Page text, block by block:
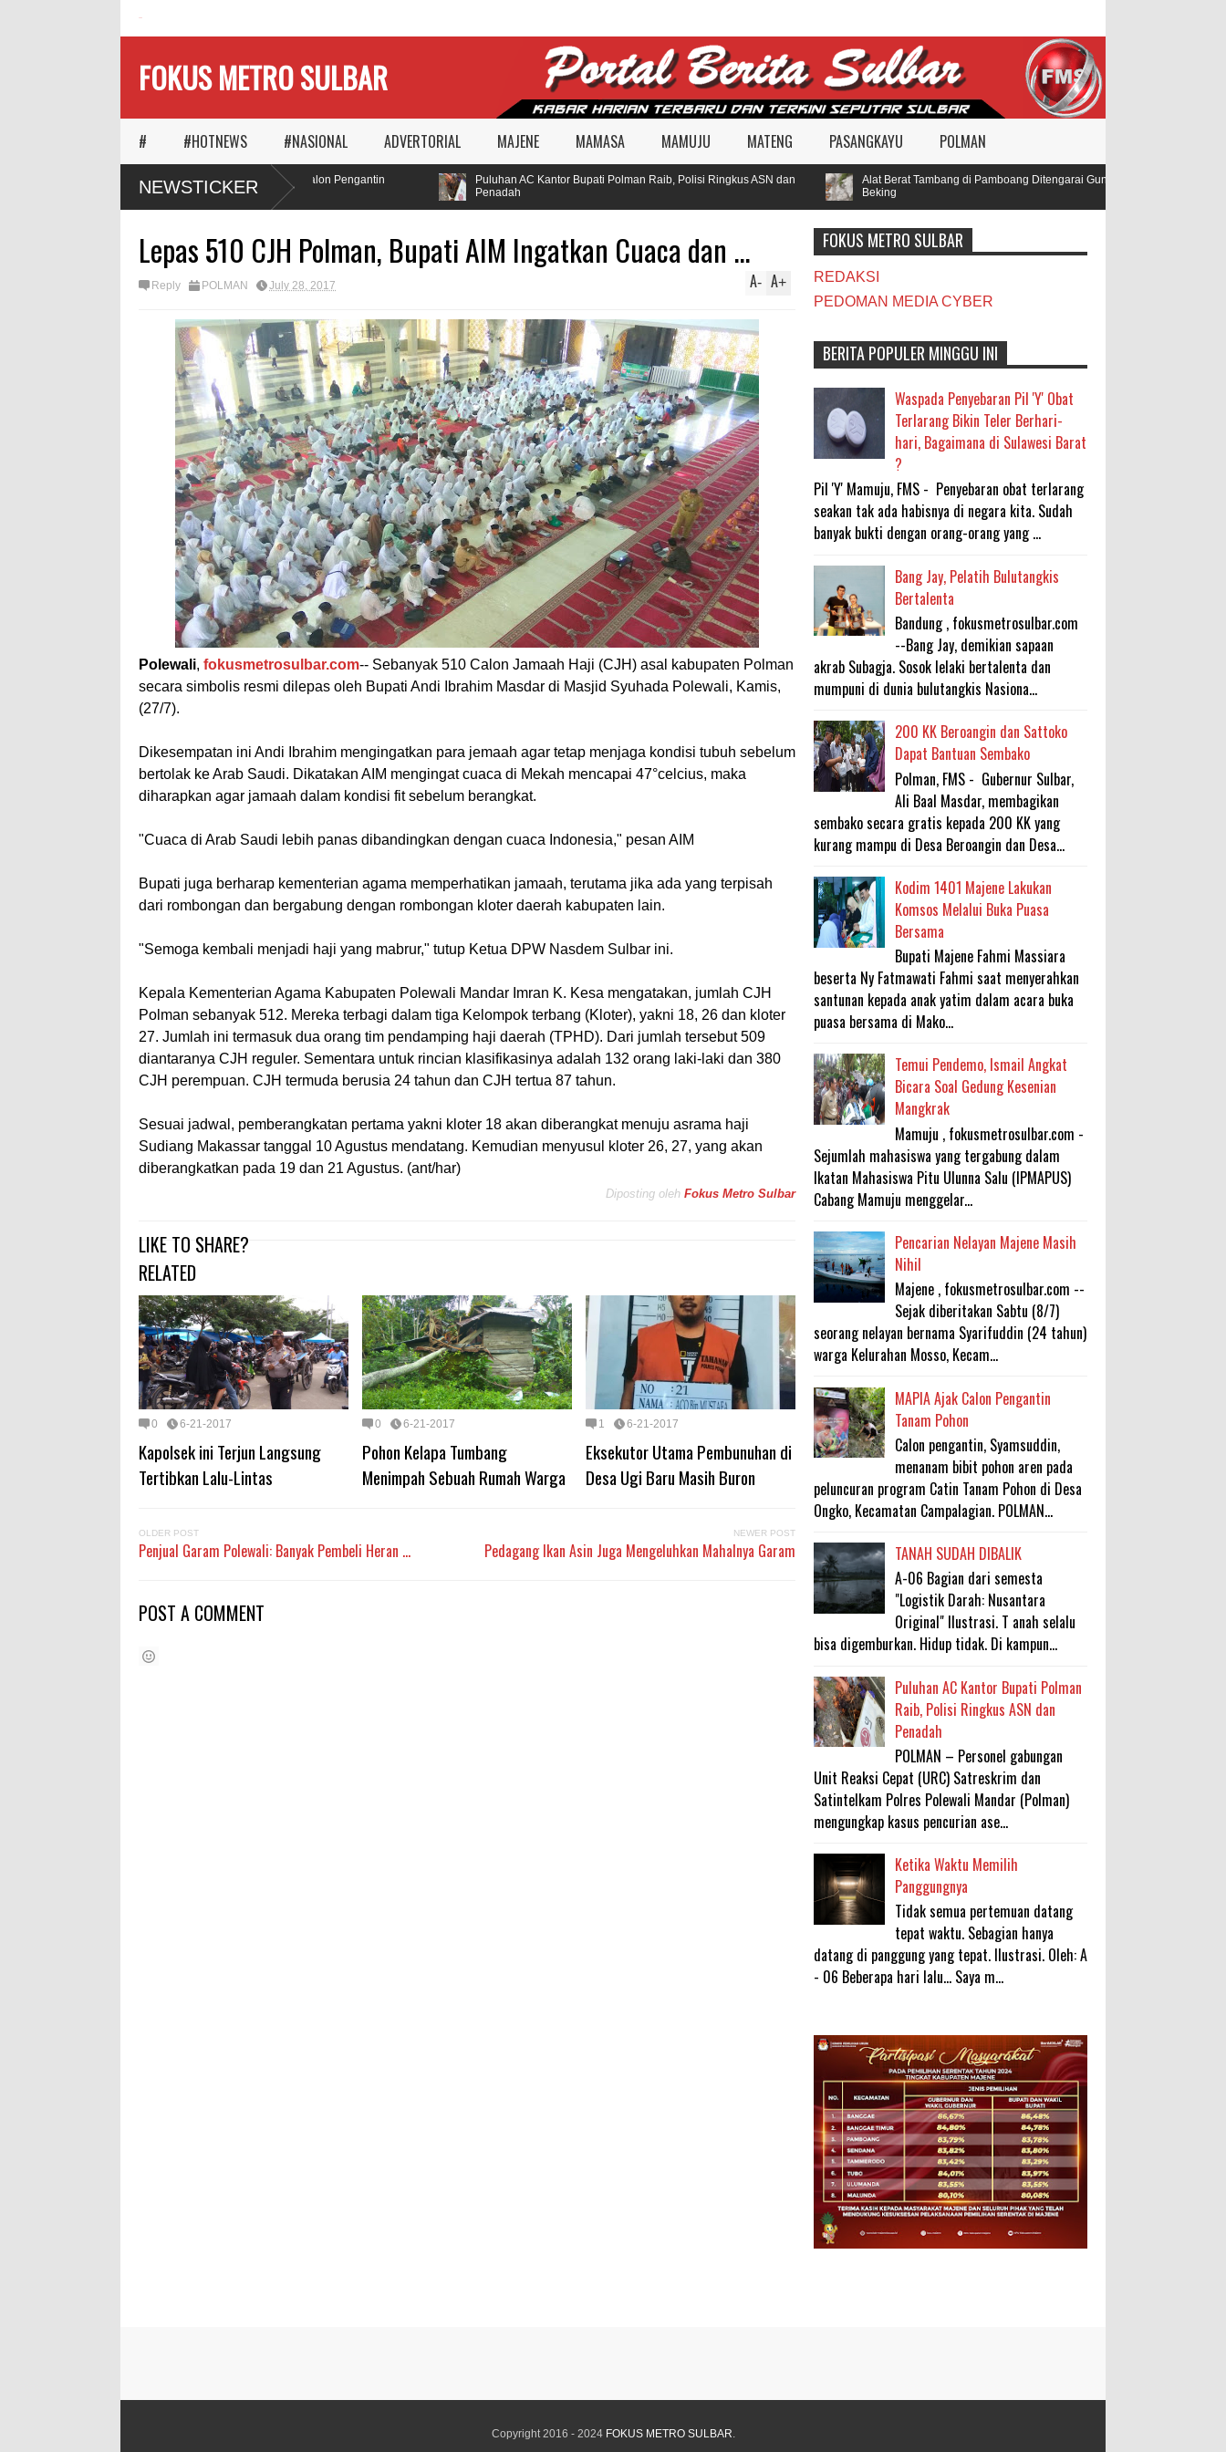
FOKUS METRO SULBAR
# #HOTNEWS #NASIONAL ADVERTORIAL MAJENE MAMASA MAMUJU MATENG PASANGKAYU POLMAN
NEWSTICKERMAPIA Ajak Calon Pengantin
Tanam Pohon
Puluhan AC Kantor Bupati Polman Raib, Polisi Ringkus ASN dan
Penadah
Alat Berat Tambang di Pamboang Ditengarai Gunakan BBM Subsidi,
Beking
Lepas 510 CJH Polman, Bupati AIM Ingatkan Cuaca dan ...
Reply POLMAN July 28, 2017 A+
A-
Polewali, fokusmetrosulbar.com-- Sebanyak 510 Calon Jamaah Haji (CJH) asal kabupaten Polman
secara simbolis resmi dilepas oleh Bupati Andi Ibrahim Masdar di Masjid Syuhada Polewali, Kamis,
(27/7).
Dikesempatan ini Andi Ibrahim mengingatkan para jemaah agar tetap menjaga kondisi tubuh sebelum
bertolak ke Arab Saudi. Dikatakan AIM mengingat cuaca di Mekah mencapai 47°celcius, maka
diharapkan agar jamaah dalam kondisi fit sebelum berangkat.
"Cuaca di Arab Saudi lebih panas dibandingkan dengan cuaca Indonesia," pesan AIM
Bupati juga berharap kementerian agama memperhatikan jamaah, terutama jika ada yang terpisah
dari rombongan dan bergabung dengan rombongan kloter daerah kabupaten lain.
"Semoga kembali menjadi haji yang mabrur," tutup Ketua DPW Nasdem Sulbar ini.
Kepala Kementerian Agama Kabupaten Polewali Mandar Imran K. Kesa mengatakan, jumlah CJH
Polman sebanyak 512. Mereka terbagi dalam tiga Kelompok terbang (Kloter), yakni 18, 26 dan kloter
27. Jumlah ini termasuk dua orang tim pendamping haji daerah (TPHD). Dari jumlah tersebut 509
diantaranya CJH reguler. Sementara untuk rincian klasifikasinya adalah 132 orang laki-laki dan 380
CJH perempuan. CJH termuda berusia 24 tahun dan CJH tertua 87 tahun.
Sesuai jadwal, pemberangkatan pertama yakni kloter 18 akan diberangkat menuju asrama haji
Sudiang Makassar tanggal 10 Agustus mendatang. Kemudian menyusul kloter 26, 27, yang akan
diberangkatkan pada 19 dan 21 Agustus. (ant/har)
Diposting oleh Fokus Metro Sulbar
LIKE TO SHARE?
RELATED
0 6-21-2017
Kapolsek ini Terjun Langsung
Tertibkan Lalu-Lintas
0 6-21-2017
Pohon Kelapa Tumbang
Menimpah Sebuah Rumah Warga
1 6-21-2017
Eksekutor Utama Pembunuhan di
Desa Ugi Baru Masih Buron
OLDER POST
Penjual Garam Polewali: Banyak Pembeli Heran ...
NEWER POST
Pedagang Ikan Asin Juga Mengeluhkan Mahalnya Garam
POST A COMMENT
FOKUS METRO SULBAR
REDAKSI
PEDOMAN MEDIA CYBER
BERITA POPULER MINGGU INI
Waspada Penyebaran Pil 'Y' Obat
Terlarang Bikin Teler Berhari-
hari, Bagaimana di Sulawesi Barat
?
Pil 'Y' Mamuju, FMS - Penyebaran obat terlarang
seakan tak ada habisnya di negara kita. Sudah
banyak bukti dengan orang-orang yang ...
Bang Jay, Pelatih Bulutangkis
Bertalenta
Bandung , fokusmetrosulbar.com
--Bang Jay, demikian sapaan
akrab Subagja. Sosok lelaki bertalenta dan
mumpuni di dunia bulutangkis Nasiona...
200 KK Beroangin dan Sattoko
Dapat Bantuan Sembako
Polman, FMS - Gubernur Sulbar,
Ali Baal Masdar, membagikan
sembako secara gratis kepada 200 KK yang
kurang mampu di Desa Beroangin dan Desa...
Kodim 1401 Majene Lakukan
Komsos Melalui Buka Puasa
Bersama
Bupati Majene Fahmi Massiara
beserta Ny Fatmawati Fahmi saat menyerahkan
santunan kepada anak yatim dalam acara buka
puasa bersama di Mako...
Temui Pendemo, Ismail Angkat
Bicara Soal Gedung Kesenian
Mangkrak
Mamuju , fokusmetrosulbar.com -
Sejumlah mahasiswa yang tergabung dalam
Ikatan Mahasiswa Pitu Ulunna Salu (IPMAPUS)
Cabang Mamuju menggelar...
Pencarian Nelayan Majene Masih
Nihil
Majene , fokusmetrosulbar.com --
Sejak diberitakan Sabtu (8/7)
seorang nelayan bernama Syarifuddin (24 tahun)
warga Kelurahan Mosso, Kecam...
MAPIA Ajak Calon Pengantin
Tanam Pohon
Calon pengantin, Syamsuddin,
menanam bibit pohon aren pada
peluncuran program Catin Tanam Pohon di Desa
Ongko, Kecamatan Campalagian. POLMAN...
TANAH SUDAH DIBALIK
A-06 Bagian dari semesta
"Logistik Darah: Nusantara
Original" Ilustrasi. T anah selalu
bisa digemburkan. Hidup tidak. Di kampun...
Puluhan AC Kantor Bupati Polman
Raib, Polisi Ringkus ASN dan
Penadah
POLMAN – Personel gabungan
Unit Reaksi Cepat (URC) Satreskrim dan
Satintelkam Polres Polewali Mandar (Polman)
mengungkap kasus pencurian ase...
Ketika Waktu Memilih
Panggungnya
Tidak semua pertemuan datang
tepat waktu. Sebagian hanya
datang di panggung yang tepat. Ilustrasi. Oleh: A
- 06 Beberapa hari lalu... Saya m...
Copyright 2016 - 2024 FOKUS METRO SULBAR.